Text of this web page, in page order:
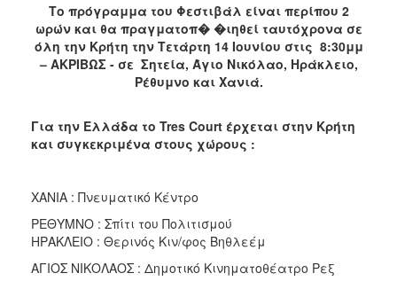
Το πρόγραμμα του Φεστιβάλ είναι περίπου 2
ωρών και θα πραγματοπ� �ιηθεί ταυτόχρονα σε
όλη την Κρήτη την Τετάρτη 14 Ιουνίου στις 8:30μμ
– ΑΚΡΙΒΩΣ - σε Σητεία, Άγιο Νικόλαο, Ηράκλειο,
Ρέθυμνο και Χανιά.
Για την Ελλάδα το Tres Court έρχεται στην Κρήτη
και συγκεκριμένα στους χώρους :
ΧΑΝΙΑ : Πνευματικό Κέντρο
ΡΕΘΥΜΝΟ : Σπίτι του Πολιτισμού
ΗΡΑΚΛΕΙΟ : Θερινός Κιν/φος Βηθλεέμ
ΑΓΙΟΣ ΝΙΚΟΛΑΟΣ : Δημοτικό Κινηματοθέατρο Ρεξ